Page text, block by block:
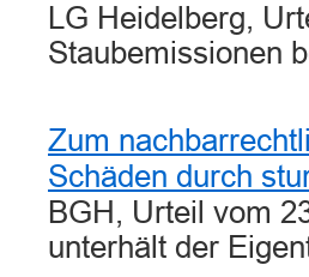
LG Heidelberg,
Staubemissionen
Zum
Schäden durch
BGH, Urteil vom
unterhält der